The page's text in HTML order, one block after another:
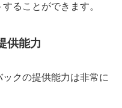
ることができます。
供能力
クの提供能力は非常に